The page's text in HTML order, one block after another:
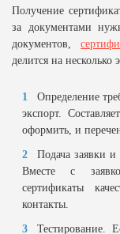
Получение
за документами
документов,
делится на несколько
Определение
экспорт.
оформить, и
Подача заявки
Вместе с
сертификаты
контакты.
Тестирование.